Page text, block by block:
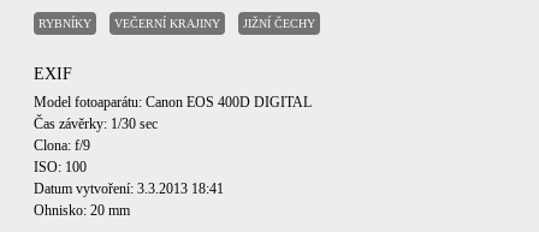
RYBNÍKY VEČERNÍ KRAJINY JIŽNÍ ČECHY
EXIF
Model fotoaparátu: Canon EOS 400D DIGITAL
Čas závěrky: 1/30 sec
Clona: f/9
ISO: 100
Datum vytvoření: 3.3.2013 18:41
Ohnisko: 20 mm